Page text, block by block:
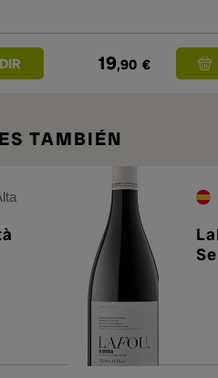
19,90 €
TAMBIÉN